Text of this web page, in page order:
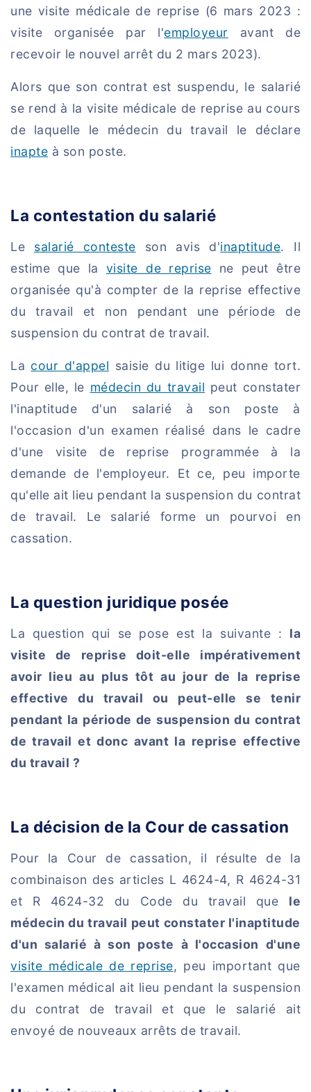
une visite médicale de reprise (6 mars 2023 :
visite organisée par l'employeur avant de
recevoir le nouvel arrêt du 2 mars 2023).
Alors que son contrat est suspendu, le salarié
se rend à la visite médicale de reprise au cours
de laquelle le médecin du travail le déclare
inapte à son poste.
La contestation du salarié
Le salarié conteste son avis d'inaptitude. Il
estime que la visite de reprise ne peut être
organisée qu'à compter de la reprise effective
du travail et non pendant une période de
suspension du contrat de travail.
La cour d'appel saisie du litige lui donne tort.
Pour elle, le médecin du travail peut constater
l'inaptitude d'un salarié à son poste à
l'occasion d'un examen réalisé dans le cadre
d'une visite de reprise programmée à la
demande de l'employeur. Et ce, peu importe
qu'elle ait lieu pendant la suspension du contrat
de travail. Le salarié forme un pourvoi en
cassation.
La question juridique posée
La question qui se pose est la suivante : la
visite de reprise doit-elle impérativement
avoir lieu au plus tôt au jour de la reprise
effective du travail ou peut-elle se tenir
pendant la période de suspension du contrat
de travail et donc avant la reprise effective
du travail ?
La décision de la Cour de cassation
Pour la Cour de cassation, il résulte de la
combinaison des articles L 4624-4, R 4624-31
et R 4624-32 du Code du travail que le
médecin du travail peut constater l'inaptitude
d'un salarié à son poste à l'occasion d'une
visite médicale de reprise, peu important que
l'examen médical ait lieu pendant la suspension
du contrat de travail et que le salarié ait
envoyé de nouveaux arrêts de travail.